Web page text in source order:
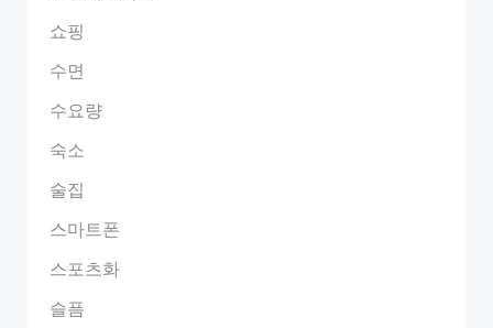
쇼핑
수면
수요량
숙소
술집
스마트폰
스포츠화
슬픔